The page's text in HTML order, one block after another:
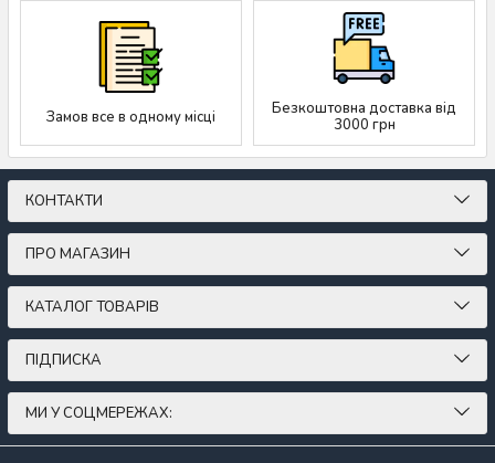
Замов все в одному місці
Безкоштовна доставка від
3000 грн
КОНТАКТИ
ПРО МАГАЗИН
КАТАЛОГ ТОВАРІВ
ПІДПИСКА
МИ У СОЦМЕРЕЖАХ: